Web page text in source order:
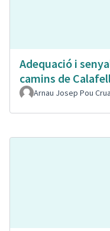
Adequació i
camins de
Arnau Josep Pou